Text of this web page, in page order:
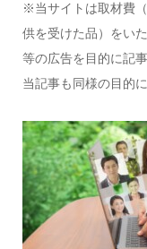
※当サイトは取材費
供を受けた品）をい
等の広告を目的に記
当記事も同様の目的